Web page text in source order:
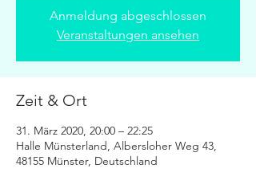
Anmeldung abgeschlossen
Veranstaltungen ansehen
Zeit & Ort
31. März 2020, 20:00 – 22:25
Halle Münsterland, Albersloher Weg 43,
48155 Münster, Deutschland